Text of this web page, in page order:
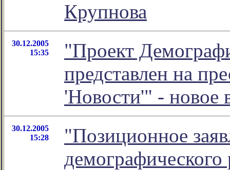
Крупнова
30.12.2005
15:35
"Проект
представлен на
'Новости'" - новое
30.12.2005
15:28
"Позиционное